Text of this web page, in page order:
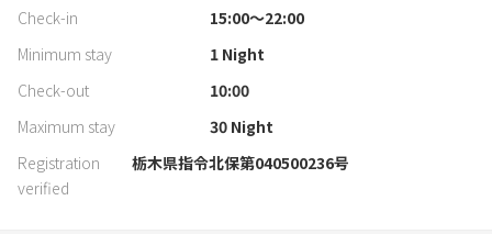
Check-in
15:00〜22:00
Minimum stay
1Night
Check-out
10:00
Maximum stay
30Night
Registration
verified
栃木県指令北保第040500236号